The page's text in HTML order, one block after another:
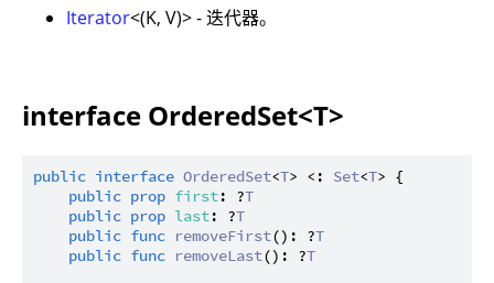
Iterator<(K, V)> - 迭代器。
interface OrderedSet<T>
public interface OrderedSet<T> <: Set<T> {
public prop first: ?T
public prop last: ?T
public func removeFirst(): ?T
public func removeLast(): ?T